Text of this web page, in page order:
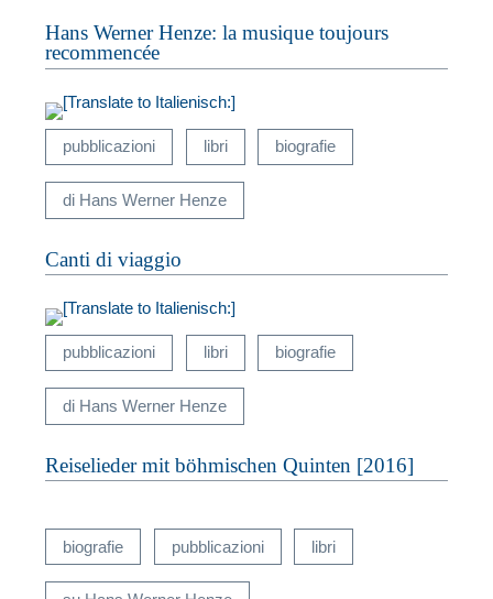
Hans Werner Henze: la musique toujours
recommencée
pubblicazioni libri biografie
di Hans Werner Henze
Canti di viaggio
pubblicazioni libri biografie
di Hans Werner Henze
Reiselieder mit böhmischen Quinten [2016]
biografie pubblicazioni libri